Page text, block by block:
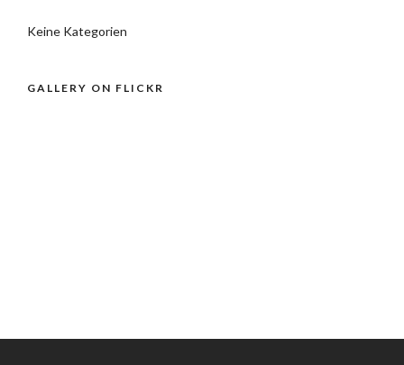
Keine Kategorien
GALLERY ON FLICKR